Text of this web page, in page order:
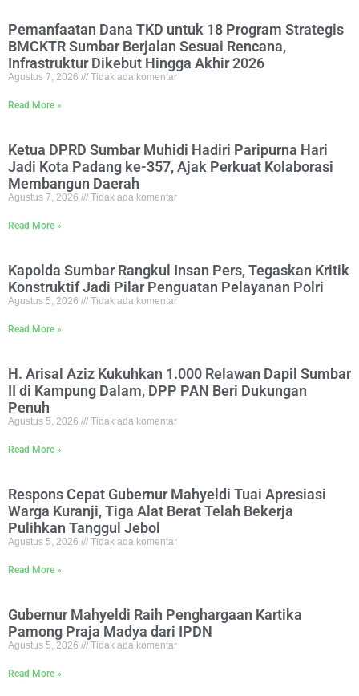
Pemanfaatan Dana TKD untuk 18 Program Strategis
BMCKTR Sumbar Berjalan Sesuai Rencana,
Infrastruktur Dikebut Hingga Akhir 2026
Agustus 7, 2026 Tidak ada komentar
Read More »
Ketua DPRD Sumbar Muhidi Hadiri Paripurna Hari
Jadi Kota Padang ke-357, Ajak Perkuat Kolaborasi
Membangun Daerah
Agustus 7, 2026 Tidak ada komentar
Read More »
Kapolda Sumbar Rangkul Insan Pers, Tegaskan Kritik
Konstruktif Jadi Pilar Penguatan Pelayanan Polri
Agustus 5, 2026 Tidak ada komentar
Read More »
H. Arisal Aziz Kukuhkan 1.000 Relawan Dapil Sumbar
II di Kampung Dalam, DPP PAN Beri Dukungan
Penuh
Agustus 5, 2026 Tidak ada komentar
Read More »
Respons Cepat Gubernur Mahyeldi Tuai Apresiasi
Warga Kuranji, Tiga Alat Berat Telah Bekerja
Pulihkan Tanggul Jebol
Agustus 5, 2026 Tidak ada komentar
Read More »
Gubernur Mahyeldi Raih Penghargaan Kartika
Pamong Praja Madya dari IPDN
Agustus 5, 2026 Tidak ada komentar
Read More »